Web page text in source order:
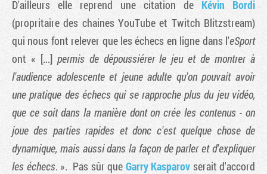
D'ailleurs elle reprend une citation de Kévin Bordi
(propritaire des chaines YouTube et Twitch Blitzstream)
qui nous font relever que les échecs en ligne dans l'eSport
ont « [...] permis de dépoussiérer le jeu et de montrer à
l'audience adolescente et jeune adulte qu'on pouvait avoir
une pratique des échecs qui se rapproche plus du jeu vidéo,
que ce soit dans la manière dont on crée les contenus - on
joue des parties rapides et donc c'est quelque chose de
dynamique, mais aussi dans la façon de parler et d'expliquer
les échecs. ». Pas sûr que Garry Kasparov serait d'accord